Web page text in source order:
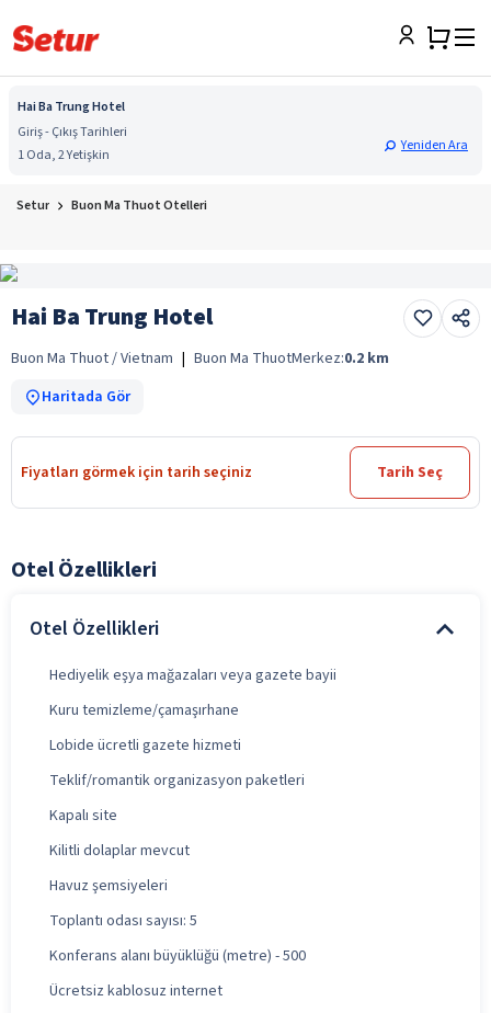
Hai Ba Trung Hotel
Giriş - Çıkış Tarihleri
1 Oda, 2 Yetişkin
Yeniden Ara
Setur Buon Ma Thuot Otelleri
Hai Ba Trung Hotel
Buon Ma Thuot / Vietnam | Buon Ma ThuotMerkez:0.2 km
Haritada Gör
Fiyatları görmek için tarih seçiniz Tarih Seç
Otel Özellikleri
Otel Özellikleri
Hediyelik eşya mağazaları veya gazete bayii
Kuru temizleme/çamaşırhane
Lobide ücretli gazete hizmeti
Teklif/romantik organizasyon paketleri
Kapalı site
Kilitli dolaplar mevcut
Havuz şemsiyeleri
Toplantı odası sayısı: 5
Konferans alanı büyüklüğü (metre) - 500
Ücretsiz kablosuz internet